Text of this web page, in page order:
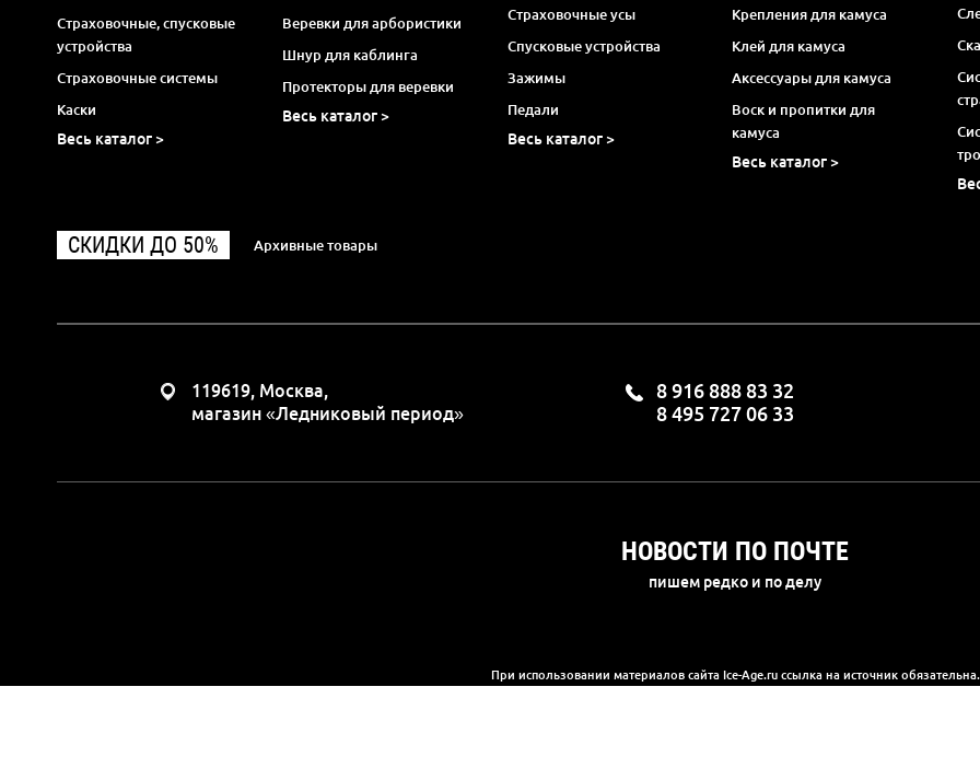
Страховочные, спусковые
устройства
Страховочные системы
Каски
Весь каталог >
Веревки для арбористики
Шнур для каблинга
Протекторы для веревки
Весь каталог >
Страховочные усы
Спусковые устройства
Зажимы
Педали
Весь каталог >
Крепления для камуса
Клей для камуса
Аксессуары для камуса
Воск и пропитки для
камуса
Весь каталог >
СКИДКИ ДО 50% Архивные товары
119619, Москва,
магазин «Ледниковый период»
8 916 888 83 32
8 495 727 06 33
НОВОСТИ ПО ПОЧТЕ
пишем редко и по делу
При использовании материалов сайта Ice-Age.ru ссылка на источник обязательна.